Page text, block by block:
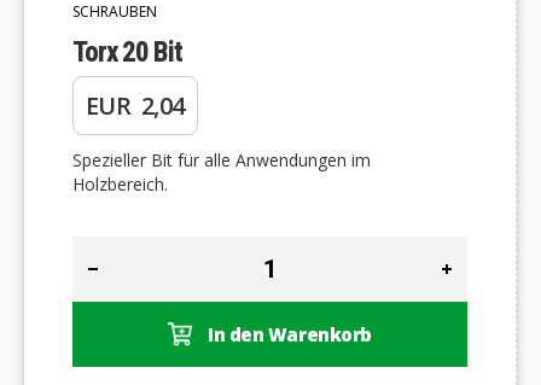
Bildgalerie
springen
SCHRAUBEN
Torx 20 Bit
EUR 2,04
Spezieller Bit für alle Anwendungen im
Holzbereich.
In den Warenkorb